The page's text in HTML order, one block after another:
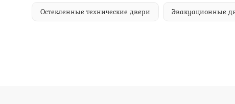
Остекленные технические двери Эвакуационные